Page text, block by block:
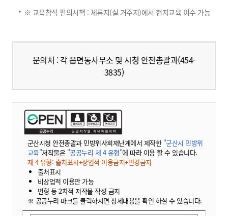
※ 교육참석 편의시책 : 체류지(실 거주지)에서 현지교육 이수 가능
문의처 : 각 읍면동사무소 및 시청 안전총괄과(454-
3835)
군산시청 안전총괄과 민방위사회재난계에서 제작한 "군산시 민방위
교육"저작물은 "공공누리 제 4 유형"에 따라 이용 할 수 있습니다.
제 4 유형: 출처표시+상업적 이용금지+변경금지
출처표시
비상업적 이용만 가능
변형 등 2차적 저작물 작성 금지
※ 공공누리 마크를 클릭하시면 상세내용을 확인 하실 수 있습니다.